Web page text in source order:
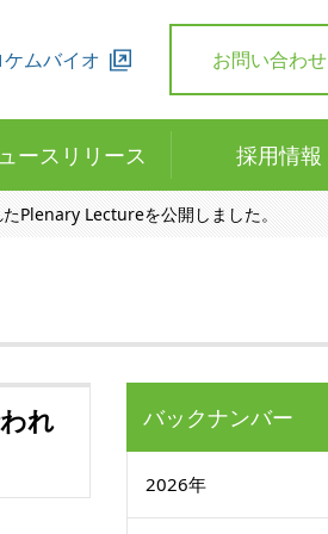
ムバイオ お問い合わせ
ースリリース 採用情報
Plenary Lectureを公開しました。
れ バックナンバー
2026年